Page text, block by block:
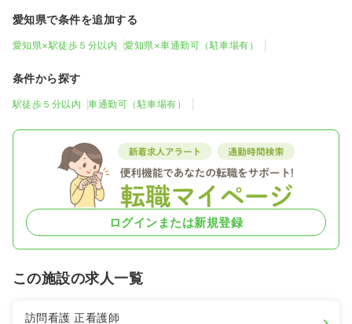
愛知県で条件を追加する
愛知県×駅徒歩５分以内 愛知県×車通勤可（駐車場有）
条件から探す
駅徒歩５分以内 車通勤可（駐車場有）
ログインまたは新規登録
この施設の求人一覧
訪問看護正看護師